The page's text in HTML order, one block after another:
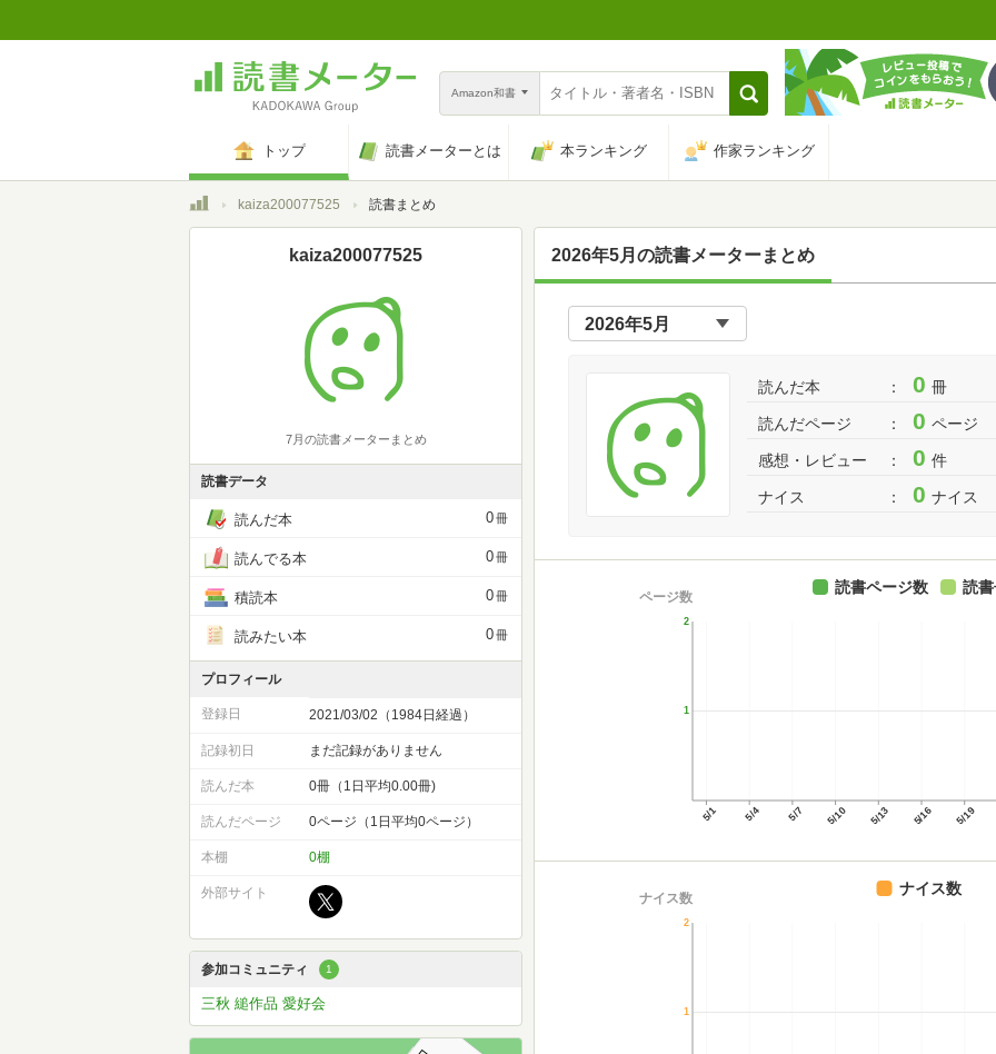
Amazon和書
トップ 読書メーターとは 本ランキング 作家ランキング
トップkaiza200077525 読書まとめ
2026年5月の読書メーターまとめ
読んだ本 0 冊
読んだページ 0 ページ
感想・レビュー 0 件
ナイス 0 ナイス
5/1 5/4 5/7 5/10 5/13 5/16 5/19
1
2
ページ数
読書ページ数 読
1
2
ナイス数
ナイス数
kaiza200077525
7月の読書メーターまとめ
読書データ
読んだ本 0冊
読んでる本 0冊
積読本 0冊
読みたい本 0冊
プロフィール
登録日 2021/03/02（1984日経過）
記録初日 まだ記録がありません
読んだ本 0冊（1日平均0.00冊)
読んだページ 0ページ（1日平均0ページ）
本棚 0棚
外部サイト
参加コミュニティ 1
三秋 縋作品 愛好会